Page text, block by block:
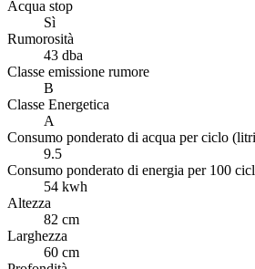
Acqua stop
Sì
Rumorosità
43 dba
Classe emissione rumore
B
Classe Energetica
A
Consumo ponderato di acqua per ciclo
9.5
Consumo ponderato di energia per 100
54 kwh
Altezza
82 cm
Larghezza
60 cm